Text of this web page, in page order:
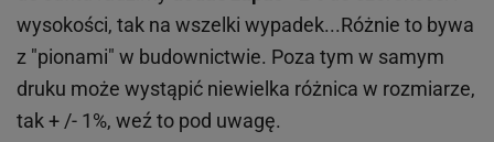
wysokości, tak na wszelki wypadek...Różnie to bywa
z "pionami" w budownictwie. Poza tym w samym
druku może wystąpić niewielka różnica w rozmiarze,
tak + /- 1%, weź to pod uwagę.